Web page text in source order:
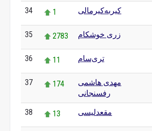
34 1 کیربه‌کیرمالی
35 2783 زری خوشکام
36 11 تری‌سام
37 174
مهدی هاشمی
رفسنجانی
38 13 مقعدلیسی